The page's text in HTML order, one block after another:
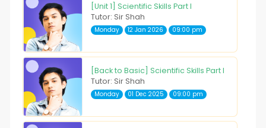
[Unit 1] Scientific Skills Part I
Tutor: Sir Shah
Monday 12 Jan 2026 09:00 pm
[Back to Basic] Scientific Skills Part I
Tutor: Sir Shah
Monday 01 Dec 2025 09:00 pm